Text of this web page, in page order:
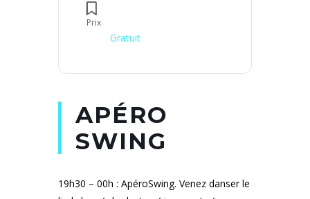
Prix
Gratuit
APÉRO
SWING
19h30 – 00h : ApéroSwing. Venez danser le